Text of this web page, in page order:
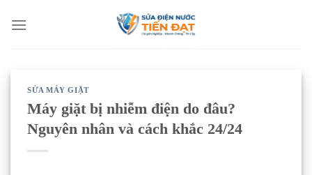
qua
SỬA MÁY GIẶT
Máy giặt bị nhiễm điện do đâu?
Nguyên nhân và cách khắc 24/24